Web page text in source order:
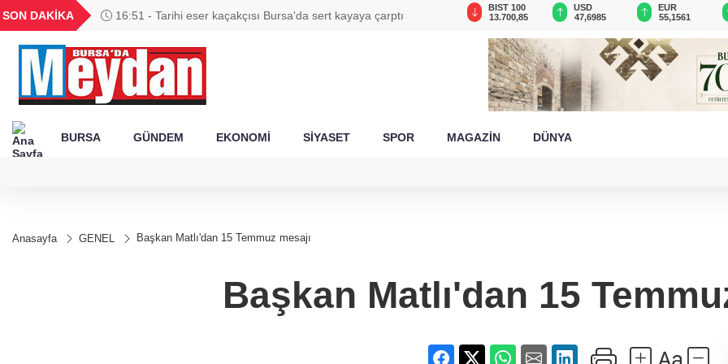
SON DAKİKA 16:51 - Tarihi eser kaçakçısı Bursa'da sert kayaya çarptı
GEL
18,2403
16,2406
27,9743
0,0018
BIST 100
13.700,85
USD
47,6985
EUR
55,1561
BURSA GÜNDEM EKONOMİ SİYASET SPOR MAGAZİN DÜNYA
Anasayfa GENEL Başkan Matlı'dan 15 Temmuz mesajı
Başkan Matlı'dan 15